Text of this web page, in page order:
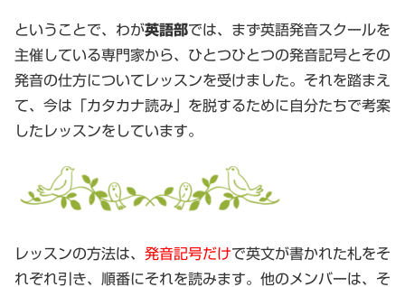
ということで、わが英語部では、まず英語発音スクールを
主催している専門家から、ひとつひとつの発音記号とその
発音の仕方についてレッスンを受けました。それを踏まえ
て、今は「カタカナ読み」を脱するために自分たちで考案
したレッスンをしています。
レッスンの方法は、 発音記号だけで英文が書かれた札をそ
れぞれ引き、順番にそれを読みます。他のメンバーは、そ